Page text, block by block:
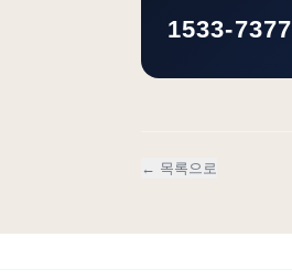
1533-7377
← 목록으로